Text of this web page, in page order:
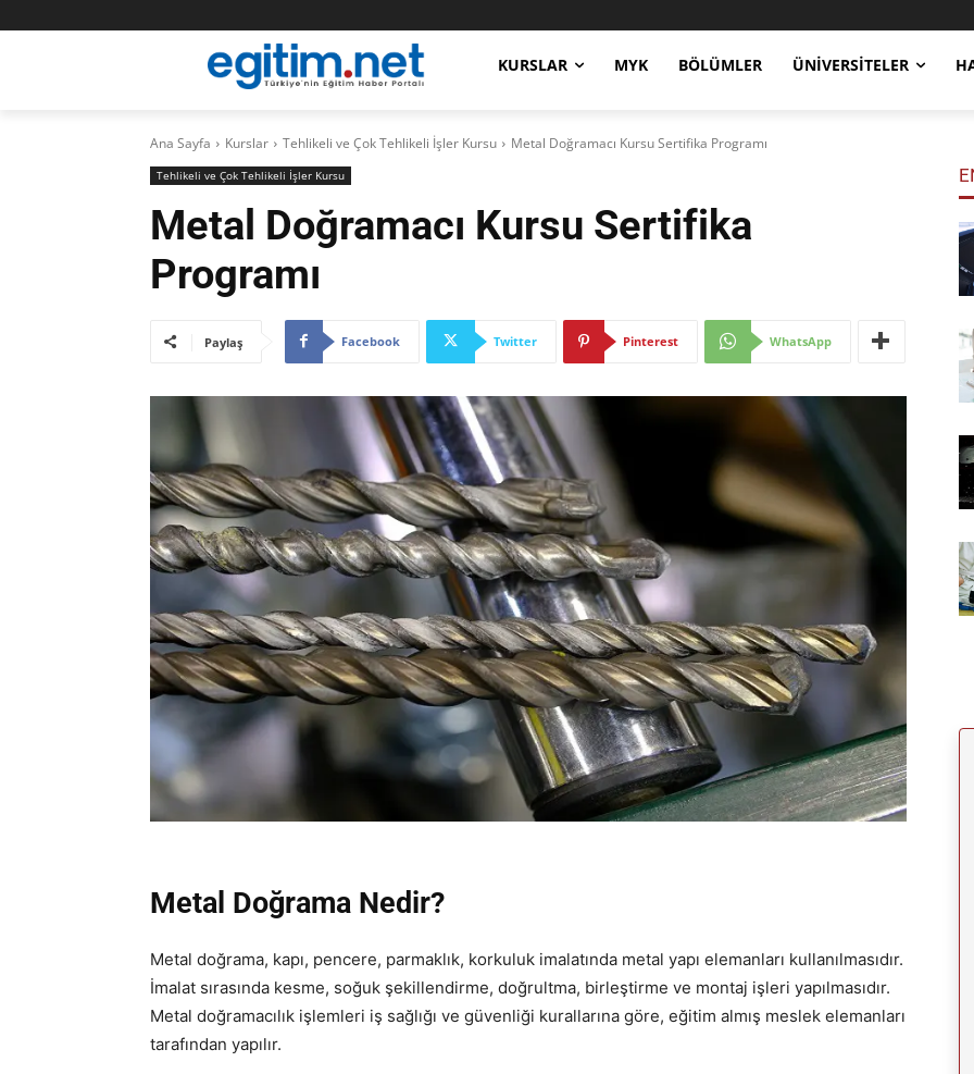
KURSLAR MYK BÖLÜMLER ÜNIVERSITELER
Ana Sayfa Kurslar Tehlikeli ve Çok Tehlikeli İşler Kursu Metal Doğramacı Kursu Sertifika Programı
Tehlikeli ve Çok Tehlikeli İşler Kursu
Metal Doğramacı Kursu Sertifika
Programı
Paylaş Facebook Twitter Pinterest WhatsApp
Metal Doğrama Nedir?
Metal doğrama, kapı, pencere, parmaklık, korkuluk imalatında metal yapı elemanları kullanılmasıdır.
İmalat sırasında kesme, soğuk şekillendirme, doğrultma, birleştirme ve montaj işleri yapılmasıdır.
Metal doğramacılık işlemleri iş sağlığı ve güvenliği kurallarına göre, eğitim almış meslek elemanları
tarafından yapılır.